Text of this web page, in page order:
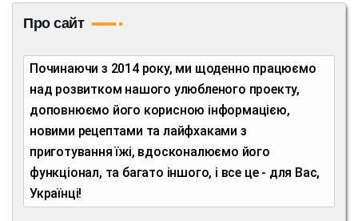
Про сайт
Починаючи з 2014 року, ми щоденно працюємо
над розвитком нашого улюбленого проекту,
доповнюємо його корисною інформацією,
новими рецептами та лайфхаками з
приготування їжі, вдосконалюємо його
функціонал, та багато іншого, і все це - для Вас,
Українці!